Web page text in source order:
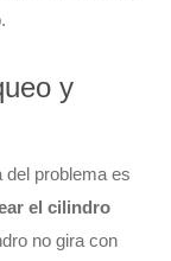
y
del problema es
el cilindro
no gira con